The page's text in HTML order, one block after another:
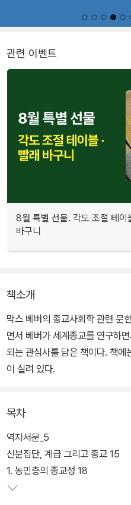
관련 이벤트
8월 특별 선물. 각도 조절 테이
바구니
책소개
막스 베버의 종교사회학 관련 문
면서 베버가 세계종교를 연구하
되는 관심사를 담은 책이다. 책
이 실려 있다.
목차
역자서문_5
신분집단, 계급 그리고 종교 15
1. 농민층의 종교성 18